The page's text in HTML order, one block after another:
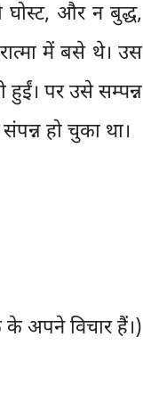
घोस्ट, और न बुद्ध,
में बसे थे। उस
हुईं। पर उसे सम्पन्न
हो चुका था।
अपने विचार हैं।)